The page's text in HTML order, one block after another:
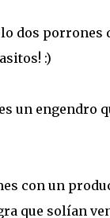
dos porrones
:)
un engendro
con un
que solían